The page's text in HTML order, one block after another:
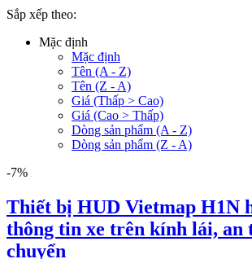
Sắp xếp theo:
Mặc định
Mặc định
Tên (A - Z)
Tên (Z - A)
Giá (Thấp > Cao)
Giá (Cao > Thấp)
Dòng sản phẩm (A - Z)
Dòng sản phẩm (Z - A)
-7%
Thiết bị HUD Vietmap H1N
thông tin xe trên kính lái, an
chuyển